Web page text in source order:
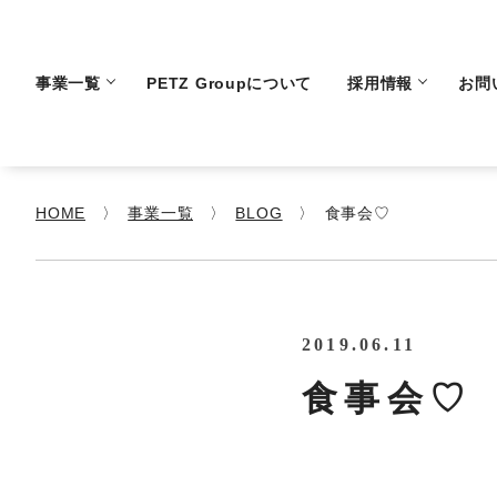
事業一覧 PETZ Groupについて 採用情報 お問
HOME 事業一覧 BLOG 食事会♡
2019.06.11
食事会♡